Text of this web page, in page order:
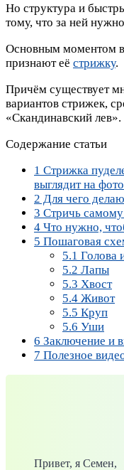
Но структура и
тому, что за ней
Основным моментом
признают её стрижку.
Причём существует
вариантов стрижек,
«Скандинавский лев».
Содержание статьи
1 Стрижка
выглядит на фото
2 Для чего
3 Стричь
4 Что нужно,
5 Пошаговая
5.1 Голова
5.2 Лапы
5.3 Хвост
5.4 Живот
5.5 Круп
5.6 Уши
6 Заключение и
7 Полезное
Привет, я Семен,